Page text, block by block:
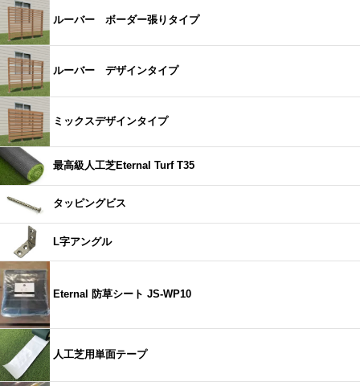
ルーバー ボーダー張りタイプ
ルーバー デザインタイプ
ミックスデザインタイプ
最高級人工芝Eternal Turf T35
タッピングビス
L字アングル
Eternal 防草シート JS-WP10
人工芝用単面テープ